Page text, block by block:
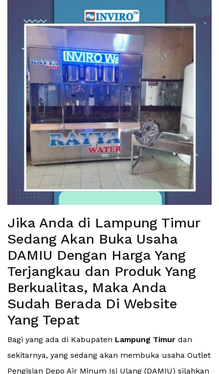
Jika Anda di Lampung Timur
Sedang Akan Buka Usaha
DAMIU Dengan Harga Yang
Terjangkau dan Produk Yang
Berkualitas, Maka Anda
Sudah Berada Di Website
Yang Tepat
Bagi yang ada di Kabupaten Lampung Timur dan
sekitarnya, yang sedang akan membuka usaha Outlet
Pengisian Depo Air Minum Isi Ulang (DAMIU) silahkan